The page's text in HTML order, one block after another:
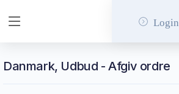
Login
Danmark, Udbud - Afgiv ordre